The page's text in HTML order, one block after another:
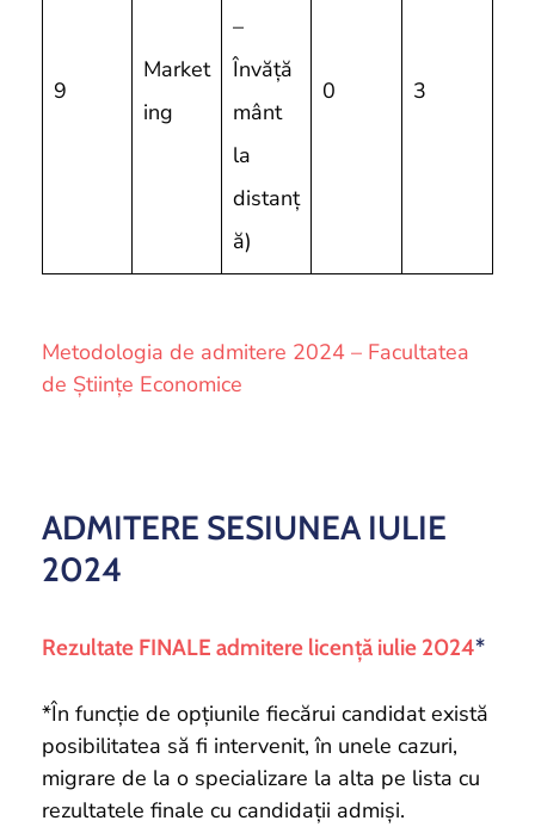
9
Market
ing
–
Învăță
mânt
la
distanț
ă)
0 3
Metodologia de admitere 2024 – Facultatea
de Științe Economice
ADMITERE SESIUNEA IULIE
2024
Rezultate FINALE admitere licență iulie 2024*
*În funcție de opțiunile fiecărui candidat există
posibilitatea să fi intervenit, în unele cazuri,
migrare de la o specializare la alta pe lista cu
rezultatele finale cu candidații admiși.